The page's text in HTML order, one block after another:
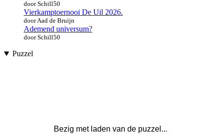
door Schill50
Vierkamptoernooi De Uil 2026.
door Aad de Bruijn
Ademend universum?
door Schill50
Puzzel